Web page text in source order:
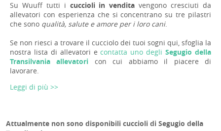
Su Wuuff tutti i cuccioli in vendita vengono cresciuti da
allevatori con esperienza che si concentrano su tre pilastri
che sono qualità, salute e amore per i loro cani.
Se non riesci a trovare il cucciolo dei tuoi sogni qui, sfoglia la
nostra lista di allevatori econtatta uno degli Segugio della
Transilvania allevatori con cui abbiamo il piacere di
lavorare.
Leggi di più >>
Attualmente non sono disponibili cuccioli di Segugio della